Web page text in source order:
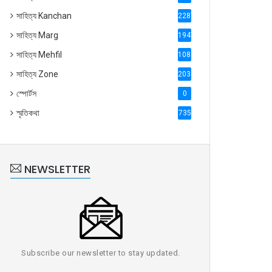
সাহিত্য Kanchan 2287
সাহিত্য Marg 1947
সাহিত্য Mehfil 1088
সাহিত্য Zone 2035
স্পোর্টস 0
স্মৃতিকথা 735
NEWSLETTER
Subscribe our newsletter to stay updated.